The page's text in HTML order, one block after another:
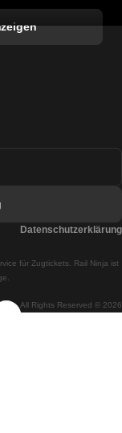
All Rights Reserved © 2026
für Zugtickets. Rail Ninja ist
Datenschutzerklärung